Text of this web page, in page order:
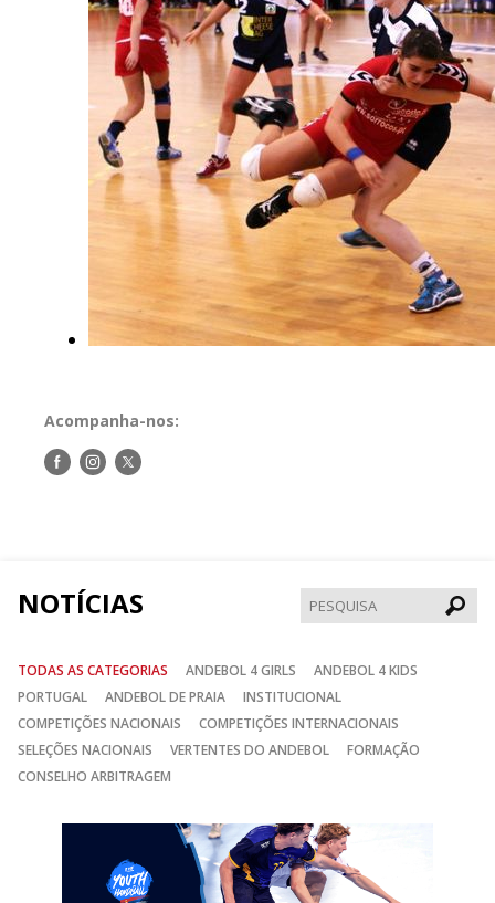
Acompanha-nos:
Siga-Siga-Siga-
NOTÍCIAS
TODAS AS CATEGORIAS ANDEBOL 4 GIRLS
ANDEBOL 4 KIDS
PORTUGAL
ANDEBOL DE PRAIA
INSTITUCIONAL
COMPETIÇÕES NACIONAIS
COMPETIÇÕES INTERNACIONAIS
SELEÇÕES NACIONAIS
VERTENTES DO ANDEBOL
FORMAÇÃO
CONSELHO ARBITRAGEM